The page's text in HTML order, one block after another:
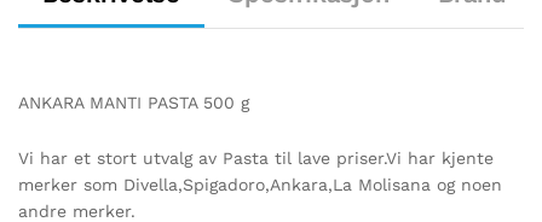
ANKARA MANTI PASTA 500 g
Vi har et stort utvalg av Pasta til lave priser.Vi har kjente
merker som Divella,Spigadoro,Ankara,La Molisana og noen
andre merker.